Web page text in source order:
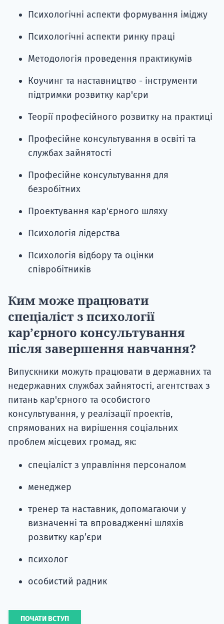
Психологічні аспекти формування іміджу
Психологічні аспекти ринку праці
Методологія проведення практикумів
Коучинг та наставництво - інструменти
підтримки розвитку кар'єри
Теорії професійного розвитку на практиці
Професійне консультування в освіті та
службах зайнятості
Професійне консультування для
безробітних
Проектування кар'єрного шляху
Психологія лідерства
Психологія відбору та оцінки
співробітників
Ким може працювати
спеціаліст з психології
кар’єрного консультування
після завершення навчання?
Випускники можуть працювати в державних та
недержавних службах зайнятості, агентствах з
питань кар'єрного та особистого
консультування, у реалізації проектів,
спрямованих на вирішення соціальних
проблем місцевих громад, як:
спеціаліст з управління персоналом
менеджер
тренер та наставник, допомагаючи у
визначенні та впровадженні шляхів
розвитку кар’єри
психолог
особистий радник
ПОЧАТИ ВСТУП